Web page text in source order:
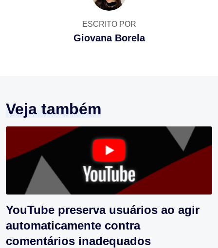
ESCRITO POR
Giovana Borela
Veja também
YouTube preserva usuários ao agir
automaticamente contra
comentários inadequados